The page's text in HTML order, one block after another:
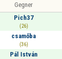
Gegner
Pich37
(26)
csamőba
(36)
Pál István